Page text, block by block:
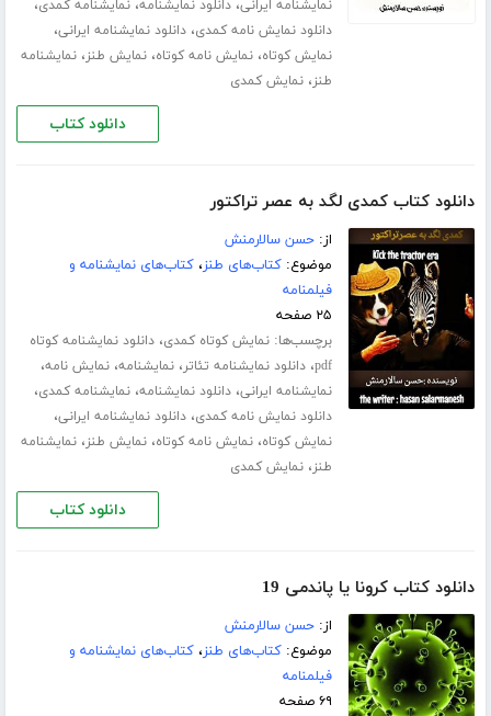
نمایشنامه ایرانی،دانلود نمایشنامه،نمایشنامه کمدی،
دانلود نمایش نامه کمدی،دانلود نمایشنامه ایرانی،
نمایش کوتاه،نمایش نامه کوتاه،نمایش طنز،نمایشنامه
طنز،نمایش کمدی
دانلود کتاب
دانلود کتاب کمدی لگد به عصر تراکتور
از:حسن سالارمنش
موضوع:کتاب‌های طنز،کتاب‌های نمایشنامه و
فیلمنامه
۲۵ صفحه
برچسب‌ها:نمایش کوتاه کمدی،دانلود نمایشنامه کوتاه
pdf،دانلود نمایشنامه تئاتر،نمایشنامه،نمایش نامه،
نمایشنامه ایرانی،دانلود نمایشنامه،نمایشنامه کمدی،
دانلود نمایش نامه کمدی،دانلود نمایشنامه ایرانی،
نمایش کوتاه،نمایش نامه کوتاه،نمایش طنز،نمایشنامه
طنز،نمایش کمدی
دانلود کتاب
دانلود کتاب کرونا یا پاندمی 19
از:حسن سالارمنش
موضوع:کتاب‌های طنز،کتاب‌های نمایشنامه و
فیلمنامه
۶۹ صفحه